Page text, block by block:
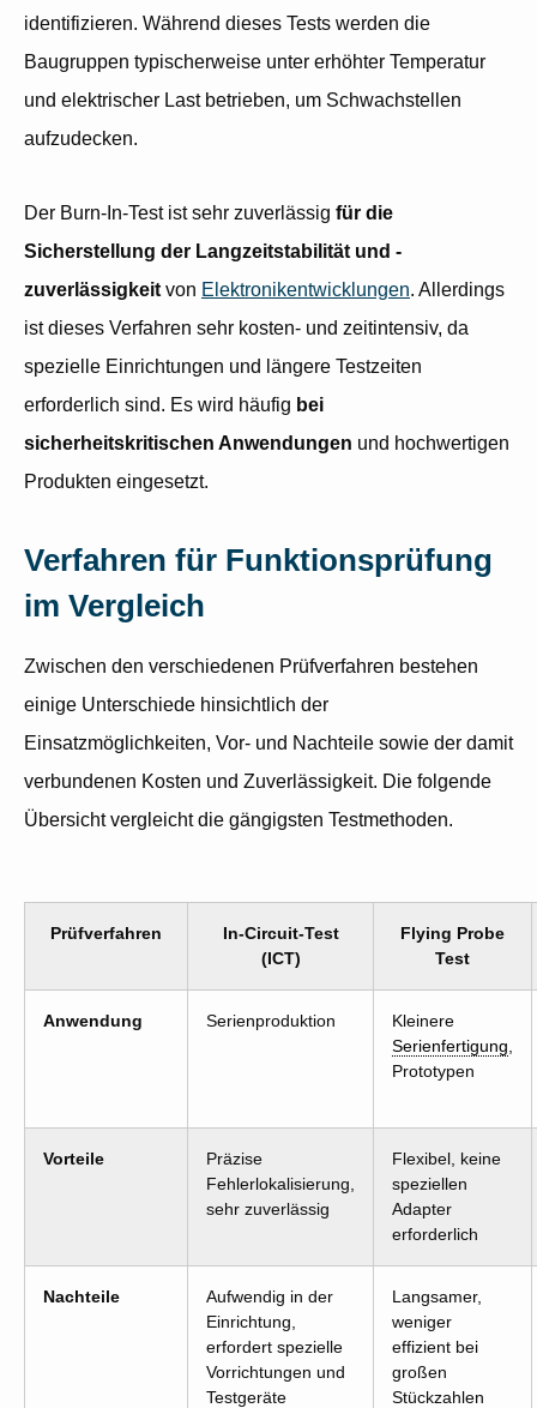
identifizieren. Während dieses Tests werden die
Baugruppen typischerweise unter erhöhter Temperatur
und elektrischer Last betrieben, um Schwachstellen
aufzudecken.
Der Burn-In-Test ist sehr zuverlässig für die
Sicherstellung der Langzeitstabilität und -
zuverlässigkeit von Elektronikentwicklungen. Allerdings
ist dieses Verfahren sehr kosten- und zeitintensiv, da
spezielle Einrichtungen und längere Testzeiten
erforderlich sind. Es wird häufig bei
sicherheitskritischen Anwendungen und hochwertigen
Produkten eingesetzt.
Verfahren für Funktionsprüfung
im Vergleich
Zwischen den verschiedenen Prüfverfahren bestehen
einige Unterschiede hinsichtlich der
Einsatzmöglichkeiten, Vor- und Nachteile sowie der damit
verbundenen Kosten und Zuverlässigkeit. Die folgende
Übersicht vergleicht die gängigsten Testmethoden.
Prüfverfahren
In-Circuit-Test
(ICT)
Flying Probe
Test
Anwendung Serienproduktion
Kleinere
Serienfertigung
Prototypen
Vorteile
Präzise
Fehlerlokalisierung,
sehr zuverlässig
Flexibel, keine
speziellen
Adapter
erforderlich
Nachteile
Aufwendig in der
Einrichtung,
erfordert spezielle
Vorrichtungen und
Testgeräte
Langsamer,
weniger
effizient bei
großen
Stückzahlen